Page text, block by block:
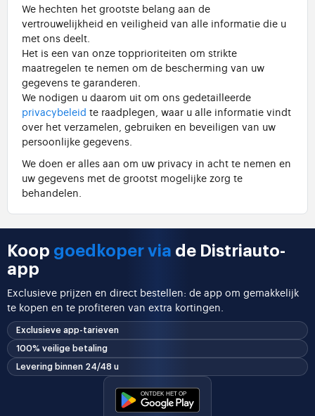
We hechten het grootste belang aan de
vertrouwelijkheid en veiligheid van alle informatie die u
met ons deelt.
Het is een van onze topprioriteiten om strikte
maatregelen te nemen om de bescherming van uw
gegevens te garanderen.
We nodigen u daarom uit om ons gedetailleerde
privacybeleid te raadplegen, waar u alle informatie vindt
over het verzamelen, gebruiken en beveiligen van uw
persoonlijke gegevens.
We doen er alles aan om uw privacy in acht te nemen en
uw gegevens met de grootst mogelijke zorg te
behandelen.
Koop goedkoper via de Distriauto-
app
Exclusieve prijzen en direct bestellen: de app om gemakkelijk
te kopen en te profiteren van extra kortingen.
Exclusieve app-tarieven
100% veilige betaling
Levering binnen 24/48 u